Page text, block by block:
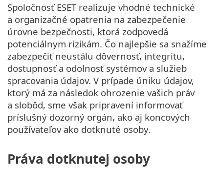
Spoločnosť ESET realizuje vhodné technické
a organizačné opatrenia na zabezpečenie
úrovne bezpečnosti, ktorá zodpovedá
potenciálnym rizikám. Čo najlepšie sa snažíme
zabezpečiť neustálu dôvernosť, integritu,
dostupnosť a odolnosť systémov a služieb
spracovania údajov. V prípade úniku údajov,
ktorý má za následok ohrozenie vašich práv
a slobôd, sme však pripravení informovať
príslušný dozorný orgán, ako aj koncových
používateľov ako dotknuté osoby.
Práva dotknutej osoby